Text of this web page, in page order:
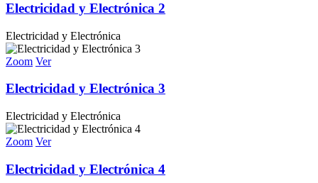
Electricidad y Electrónica 2
Electricidad y Electrónica
Zoom Ver
Electricidad y Electrónica 3
Electricidad y Electrónica
Zoom Ver
Electricidad y Electrónica 4